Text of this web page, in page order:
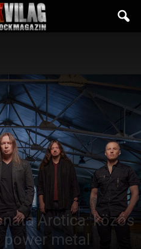
Arctica: közös
power metal